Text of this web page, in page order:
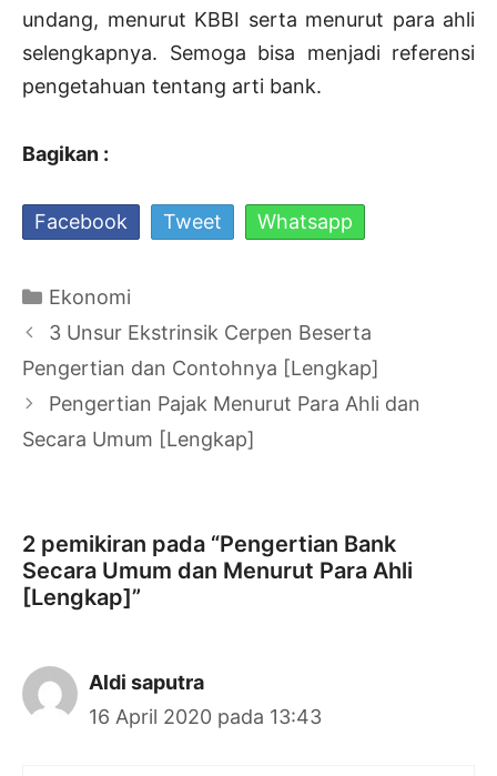
undang, menurut KBBI serta menurut para ahli
selengkapnya. Semoga bisa menjadi referensi
pengetahuan tentang arti bank.
Bagikan :
Facebook Tweet Whatsapp
Kategori
Ekonomi
Navigasi
Tulisan
3 Unsur Ekstrinsik Cerpen Beserta
Pengertian dan Contohnya [Lengkap]
Pengertian Pajak Menurut Para Ahli dan
Secara Umum [Lengkap]
2 pemikiran pada “Pengertian Bank
Secara Umum dan Menurut Para Ahli
[Lengkap]”
Aldi saputra
16 April 2020 pada 13:43